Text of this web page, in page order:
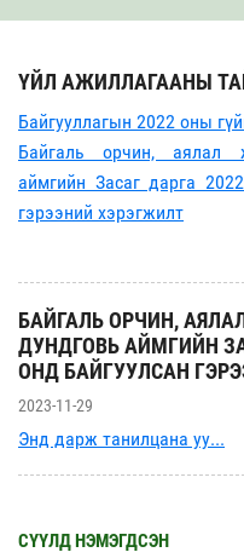
ҮЙЛ АЖИЛЛАГААНЫ
Байгууллагын 2022 оны
Байгаль орчин, аялал
аймгийн Засаг дарга
гэрээний хэрэгжилт
БАЙГАЛЬ ОРЧИН,
ДУНДГОВЬ АЙМГИЙН
ОНД БАЙГУУЛСАН
2023-11-29
Энд дарж танилцана уу...
СҮҮЛД НЭМЭГДСЭН